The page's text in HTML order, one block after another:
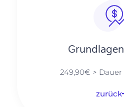
249,90€ > Dauer
zurück